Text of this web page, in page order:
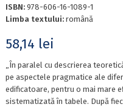
ISBN: 978-606-16-1089-1
Limba textului: română
58,14 lei
„În paralel cu descrierea
pe aspectele pragmatice ale
edificatoare, pentru o mai mare
sistematizată în tabele. După